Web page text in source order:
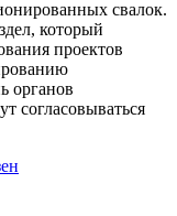
свалок.
который
проектов
органов
согласовываться